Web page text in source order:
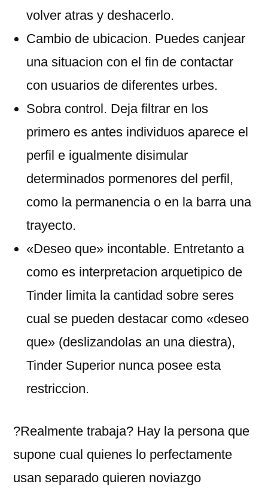
volver atras y deshacerlo.
Cambio de ubicacion. Puedes canjear
una situacion con el fin de contactar
con usuarios de diferentes urbes.
Sobra control. Deja filtrar en los
primero es antes individuos aparece el
perfil e igualmente disimular
determinados pormenores del perfil,
como la permanencia o en la barra una
trayecto.
«Deseo que» incontable. Entretanto a
como es interpretacion arquetipico de
Tinder limita la cantidad sobre seres
cual se pueden destacar como «deseo
que» (deslizandolas an una diestra),
Tinder Superior nunca posee esta
restriccion.
?Realmente trabaja? Hay la persona que
supone cual quienes lo perfectamente
usan separado quieren noviazgo